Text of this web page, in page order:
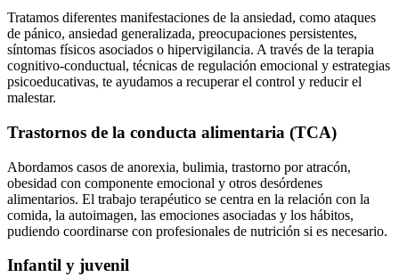
Tratamos diferentes manifestaciones de la ansiedad, como ataques
de pánico, ansiedad generalizada, preocupaciones persistentes,
síntomas físicos asociados o hipervigilancia. A través de la terapia
cognitivo-conductual, técnicas de regulación emocional y estrategias
psicoeducativas, te ayudamos a recuperar el control y reducir el
malestar.
Trastornos de la conducta alimentaria (TCA)
Abordamos casos de anorexia, bulimia, trastorno por atracón,
obesidad con componente emocional y otros desórdenes
alimentarios. El trabajo terapéutico se centra en la relación con la
comida, la autoimagen, las emociones asociadas y los hábitos,
pudiendo coordinarse con profesionales de nutrición si es necesario.
Infantil y juvenil